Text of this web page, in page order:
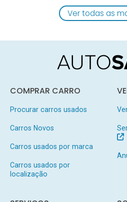
Ver todas as
COMPRAR CARRO
Procurar carros usados
Carros Novos
Carros usados por marca
Carros usados por
localização